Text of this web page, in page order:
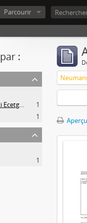
Parcourir
:
Neumann Zsigmond és Fia Váci Ecetgyár
1
1
1